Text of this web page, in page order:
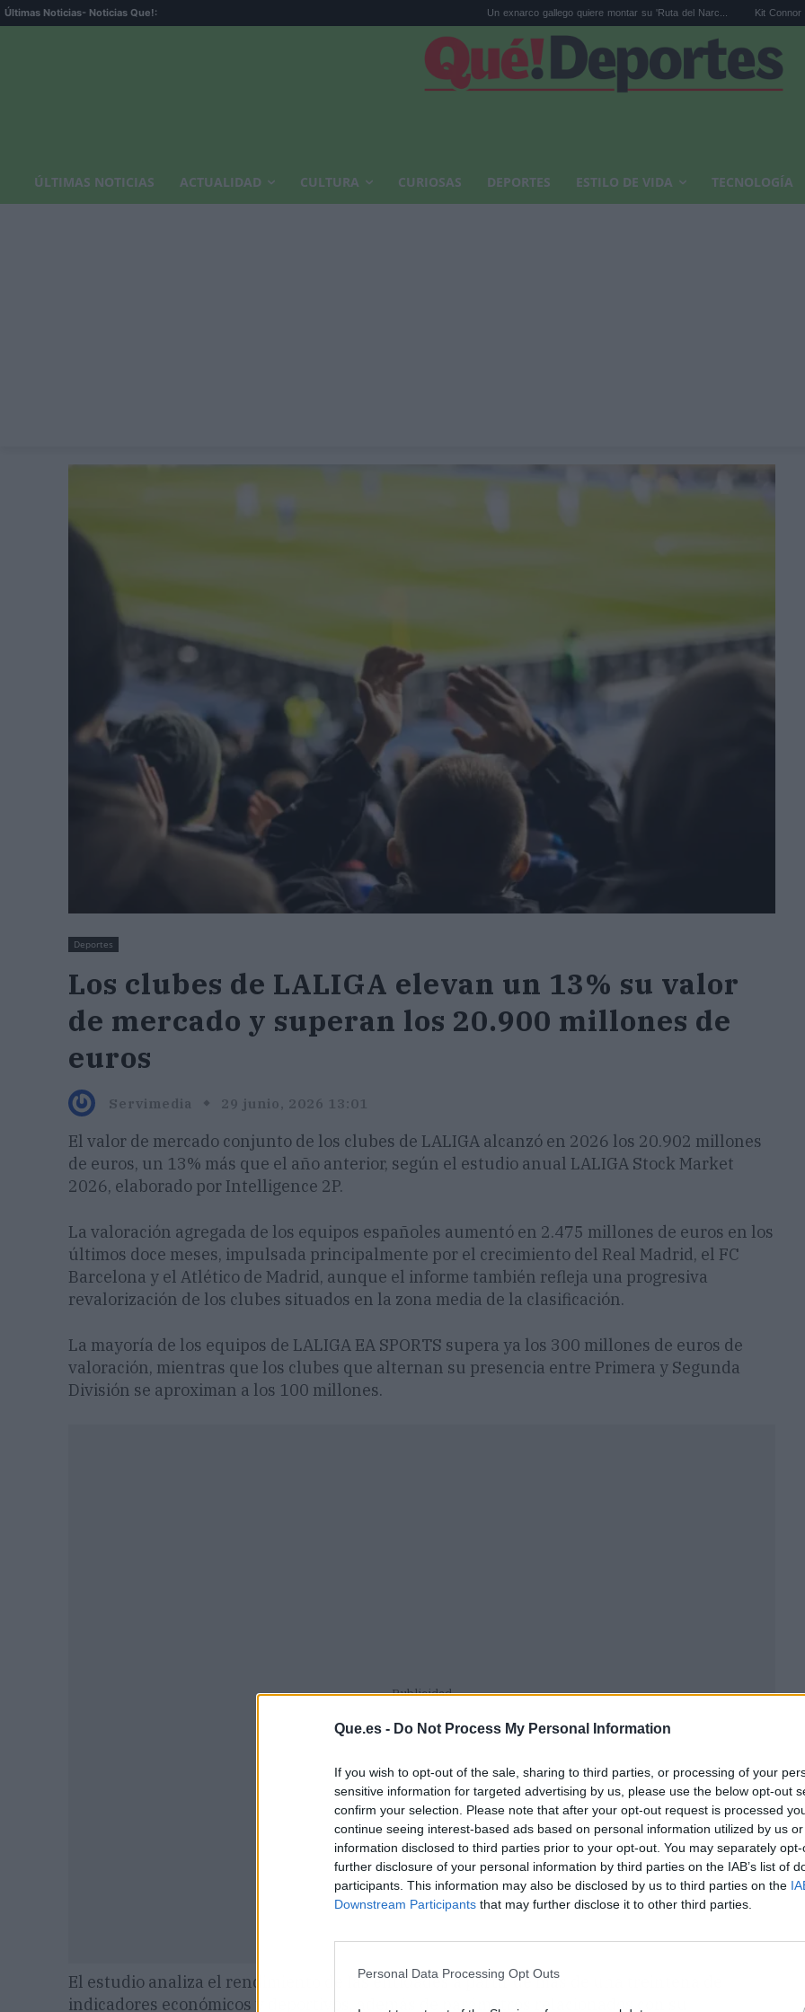
Que.es - Do Not Process My Personal Information
If you wish to opt-out of the sale, sharing to third parties, or processing of your
sensitive information for targeted advertising by us, please use the below opt-out
confirm your selection. Please note that after your opt-out request is processed
continue seeing interest-based ads based on personal information utilized by us
information disclosed to third parties prior to your opt-out. You may separately
further disclosure of your personal information by third parties on the IAB’s list of
participants. This information may also be disclosed by us to third parties on the
Downstream Participants that may further disclose it to other third parties.
Personal Data Processing Opt Outs
Últimas Noticias- Noticias Que!: Un exnarco gallego quiere montar su 'Ruta del Narc... Kit Connor será Cíclope
ÚLTIMAS NOTICIAS ACTUALIDAD CULTURA CURIOSAS DEPORTES ESTILO DE VIDA TECNOLOGÍA
Deportes
Los clubes de LALIGA elevan un 13% su valor
de mercado y superan los 20.900 millones de
euros
Servimedia 29 junio, 2026 13:01
El valor de mercado conjunto de los clubes de LALIGA alcanzó en 2026 los 20.902 millones
de euros, un 13% más que el año anterior, según el estudio anual LALIGA Stock Market
2026, elaborado por Intelligence 2P.
La valoración agregada de los equipos españoles aumentó en 2.475 millones de euros en los
últimos doce meses, impulsada principalmente por el crecimiento del Real Madrid, el FC
Barcelona y el Atlético de Madrid, aunque el informe también refleja una progresiva
revalorización de los clubes situados en la zona media de la clasificación.
La mayoría de los equipos de LALIGA EA SPORTS supera ya los 300 millones de euros de
valoración, mientras que los clubes que alternan su presencia entre Primera y Segunda
División se aproximan a los 100 millones.
Publicidad
El estudio analiza el rendimiento de las entidades a partir de más de una treintena de
indicadores económicos y deportivos, además de parámetros relacionados con su